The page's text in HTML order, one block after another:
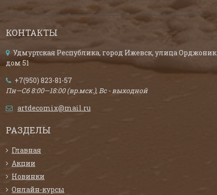
КОНТАКТЫ
Удмуртская Республика, город Ижевск, улица
дом 51
+7(950) 823-81-57
Пн—Сб 8:00—18:00 (вр.мск.), Вс - выходной
artdecomix@mail.ru
РАЗДЕЛЫ
Главная
Акции
Новинки
Онлайн-курсы